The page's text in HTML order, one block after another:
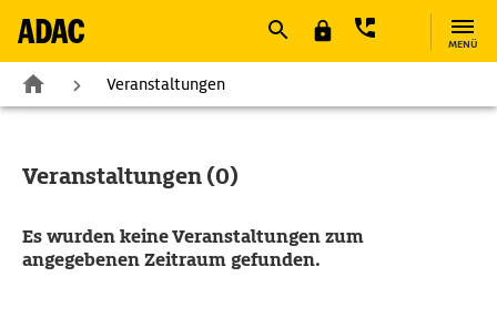
MENÜ
Veranstaltungen
Veranstaltungen (0)
Es wurden keine Veranstaltungen zum
angegebenen Zeitraum gefunden.